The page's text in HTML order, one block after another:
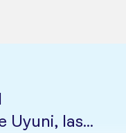
Uyuni, las